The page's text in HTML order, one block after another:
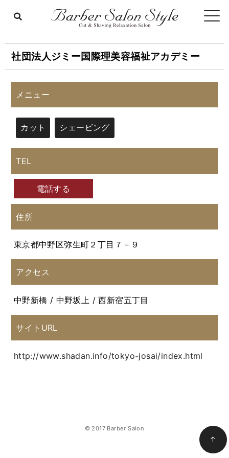
社団法人ジミー国際理美容福祉アカデミー
メニュー
カット シェービング
TEL
電話する
住所
東京都中野区弥生町２丁目７－９
アクセス
中野新橋 / 中野坂上 / 西新宿五丁目
サイトURL
http://www.shadan.info/tokyo-josai/index.html
© 2017 Barber Salon
↑